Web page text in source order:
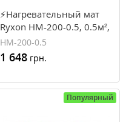
⚡Нагревательный мат
Ryxon HM-200-0.5, 0.5м²,
100Вт, 200Вт/м²,
TEFLON®
HM-200-0.5
1 648 грн.
Популярный